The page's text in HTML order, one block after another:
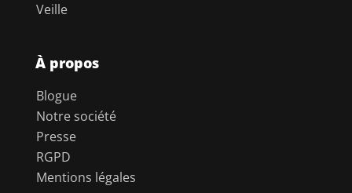
Veille
À propos
Blogue
Notre société
Presse
RGPD
Mentions légales